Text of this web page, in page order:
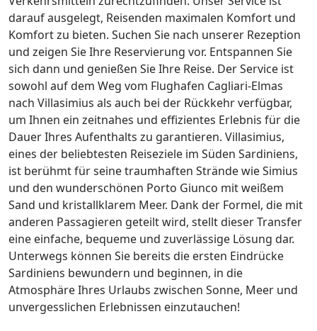
darauf ausgelegt, Reisenden maximalen Komfort und
Komfort zu bieten. Suchen Sie nach unserer Rezeption
und zeigen Sie Ihre Reservierung vor. Entspannen Sie
sich dann und genießen Sie Ihre Reise. Der Service ist
sowohl auf dem Weg vom Flughafen Cagliari-Elmas
nach Villasimius als auch bei der Rückkehr verfügbar,
um Ihnen ein zeitnahes und effizientes Erlebnis für die
Dauer Ihres Aufenthalts zu garantieren. Villasimius,
eines der beliebtesten Reiseziele im Süden Sardiniens,
ist berühmt für seine traumhaften Strände wie Simius
und den wunderschönen Porto Giunco mit weißem
Sand und kristallklarem Meer. Dank der Formel, die mit
anderen Passagieren geteilt wird, stellt dieser Transfer
eine einfache, bequeme und zuverlässige Lösung dar.
Unterwegs können Sie bereits die ersten Eindrücke
Sardiniens bewundern und beginnen, in die
Atmosphäre Ihres Urlaubs zwischen Sonne, Meer und
unvergesslichen Erlebnissen einzutauchen!